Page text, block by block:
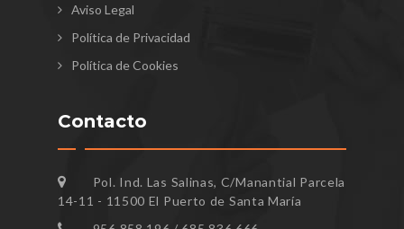
Aviso Legal
Política de Privacidad
Política de Cookies
Contacto
Pol. Ind. Las Salinas, C/Manantial Parcela
14-11 - 11500 El Puerto de Santa María